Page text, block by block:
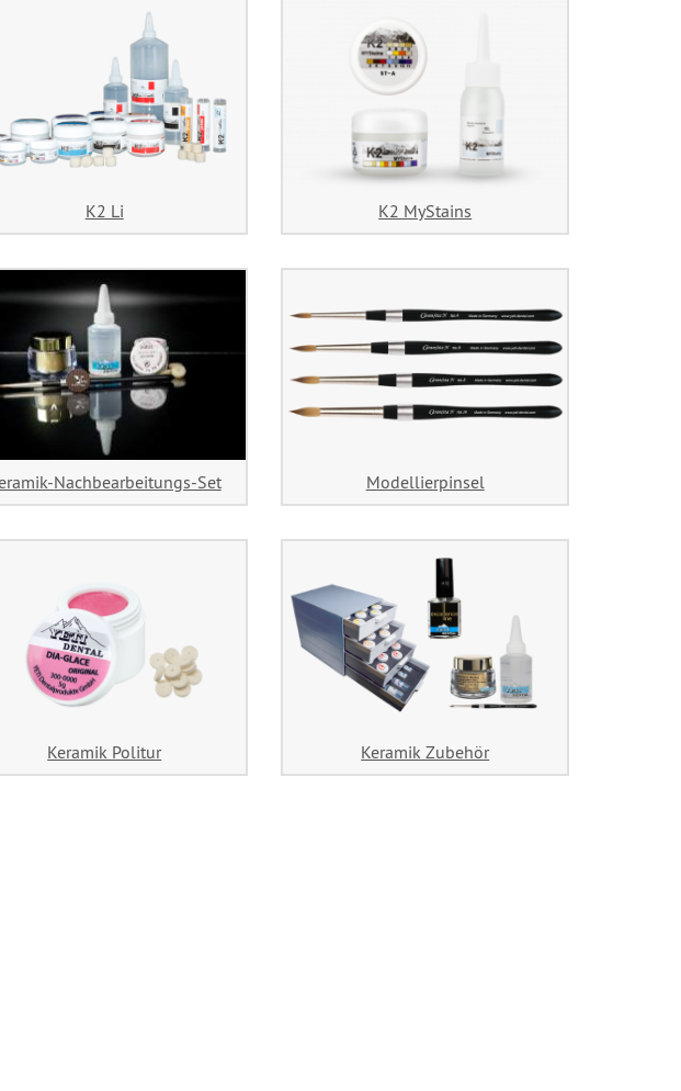
K2 Li K2 MyStains
Nachbearbeitungs-Set Modellierpinsel
Keramik Politur Keramik Zubehör